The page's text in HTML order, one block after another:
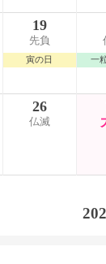
19
先負
寅の日 一
26
仏滅